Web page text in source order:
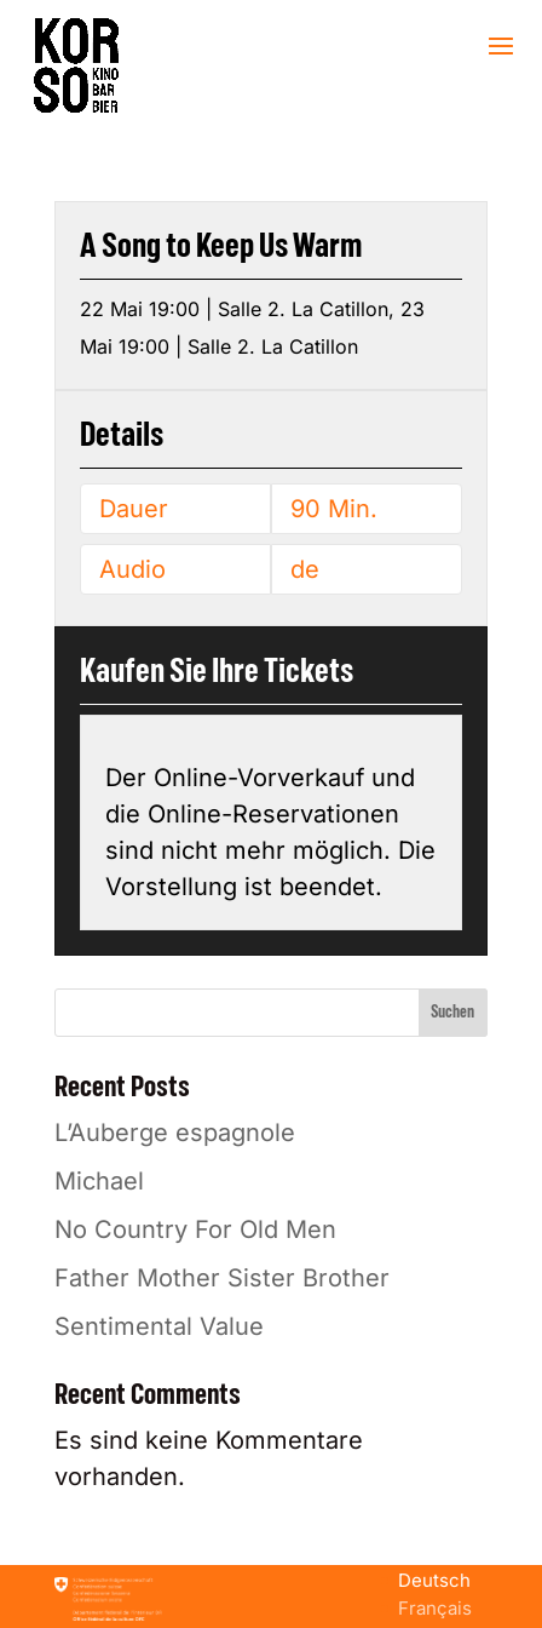
A Song to Keep Us Warm
22 Mai 19:00 | Salle 2. La Catillon, 23
Mai 19:00 | Salle 2. La Catillon
Details
Dauer 90 Min.
Audio de
Kaufen Sie Ihre Tickets
Der Online-Vorverkauf und
die Online-Reservationen
sind nicht mehr möglich. Die
Vorstellung ist beendet.
Suchen
Recent Posts
L’Auberge espagnole
Michael
No Country For Old Men
Father Mother Sister Brother
Sentimental Value
Recent Comments
Es sind keine Kommentare
vorhanden.
Deutsch
Français